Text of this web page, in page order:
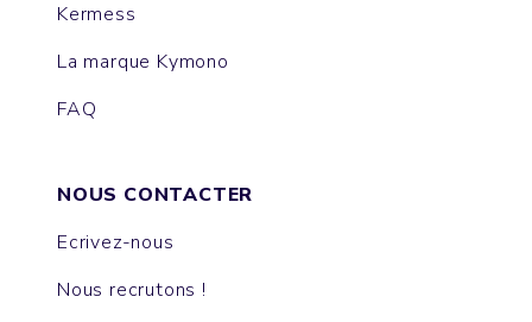
Kermess
La marque Kymono
FAQ
NOUS CONTACTER
Ecrivez-nous
Nous recrutons !